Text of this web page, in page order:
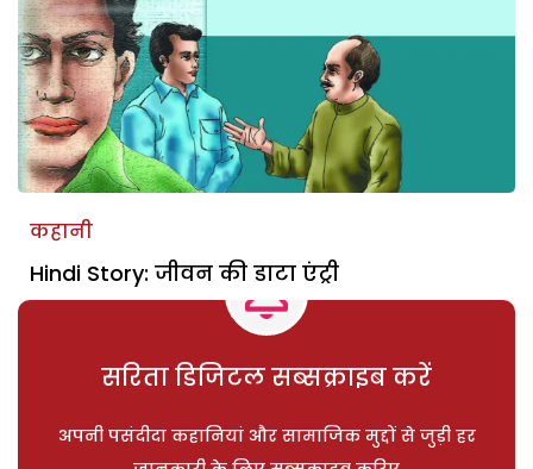
कहानी
Hindi Story: जीवन की डाटा एंट्री
सरिता डिजिटल सब्सक्राइब करें
अपनी पसंदीदा कहानियां और सामाजिक मुद्दों से जुड़ी हर